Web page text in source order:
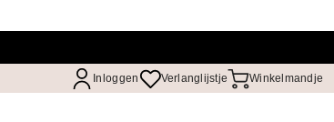
Inloggen Verlanglijstje Winkelmandje